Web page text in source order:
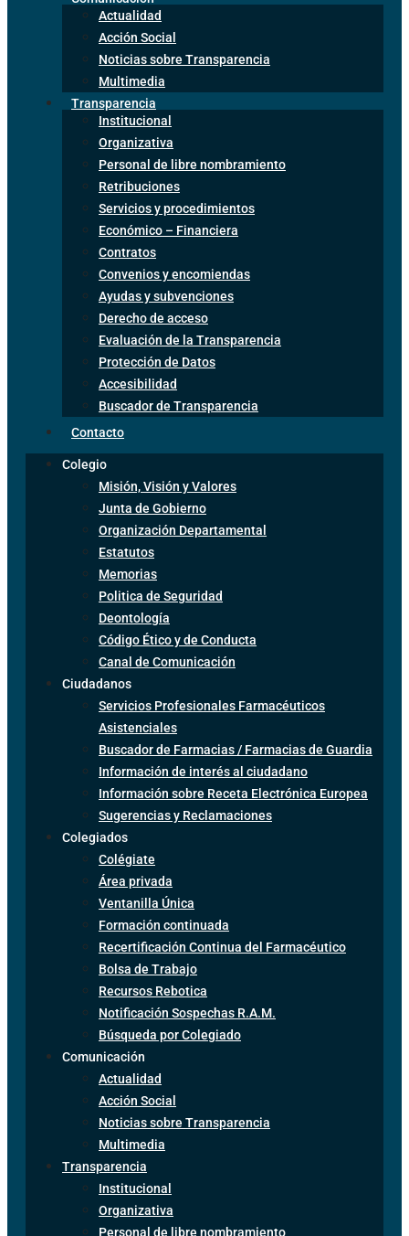
Actualidad
Acción Social
Noticias sobre Transparencia
Multimedia
Transparencia
Institucional
Organizativa
Personal de libre nombramiento
Retribuciones
Servicios y procedimientos
Económico – Financiera
Contratos
Convenios y encomiendas
Ayudas y subvenciones
Derecho de acceso
Evaluación de la Transparencia
Protección de Datos
Accesibilidad
Buscador de Transparencia
Contacto
Colegio
Misión, Visión y Valores
Junta de Gobierno
Organización Departamental
Estatutos
Memorias
Politica de Seguridad
Deontología
Código Ético y de Conducta
Canal de Comunicación
Ciudadanos
Servicios Profesionales Farmacéuticos
Asistenciales
Buscador de Farmacias / Farmacias de Guardia
Información de interés al ciudadano
Información sobre Receta Electrónica Europea
Sugerencias y Reclamaciones
Colegiados
Colégiate
Área privada
Ventanilla Única
Formación continuada
Recertificación Continua del Farmacéutico
Bolsa de Trabajo
Recursos Rebotica
Notificación Sospechas R.A.M.
Búsqueda por Colegiado
Comunicación
Actualidad
Acción Social
Noticias sobre Transparencia
Multimedia
Transparencia
Institucional
Organizativa
Personal de libre nombramiento